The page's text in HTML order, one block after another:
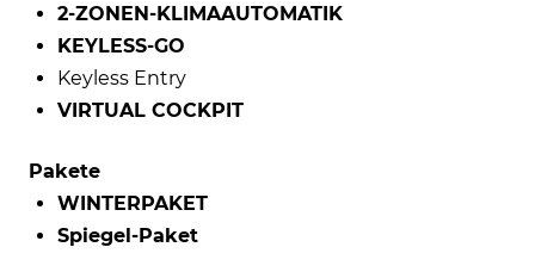
2-ZONEN-KLIMAAUTOMATIK
KEYLESS-GO
Keyless Entry
VIRTUAL COCKPIT
Pakete
WINTERPAKET
Spiegel-Paket